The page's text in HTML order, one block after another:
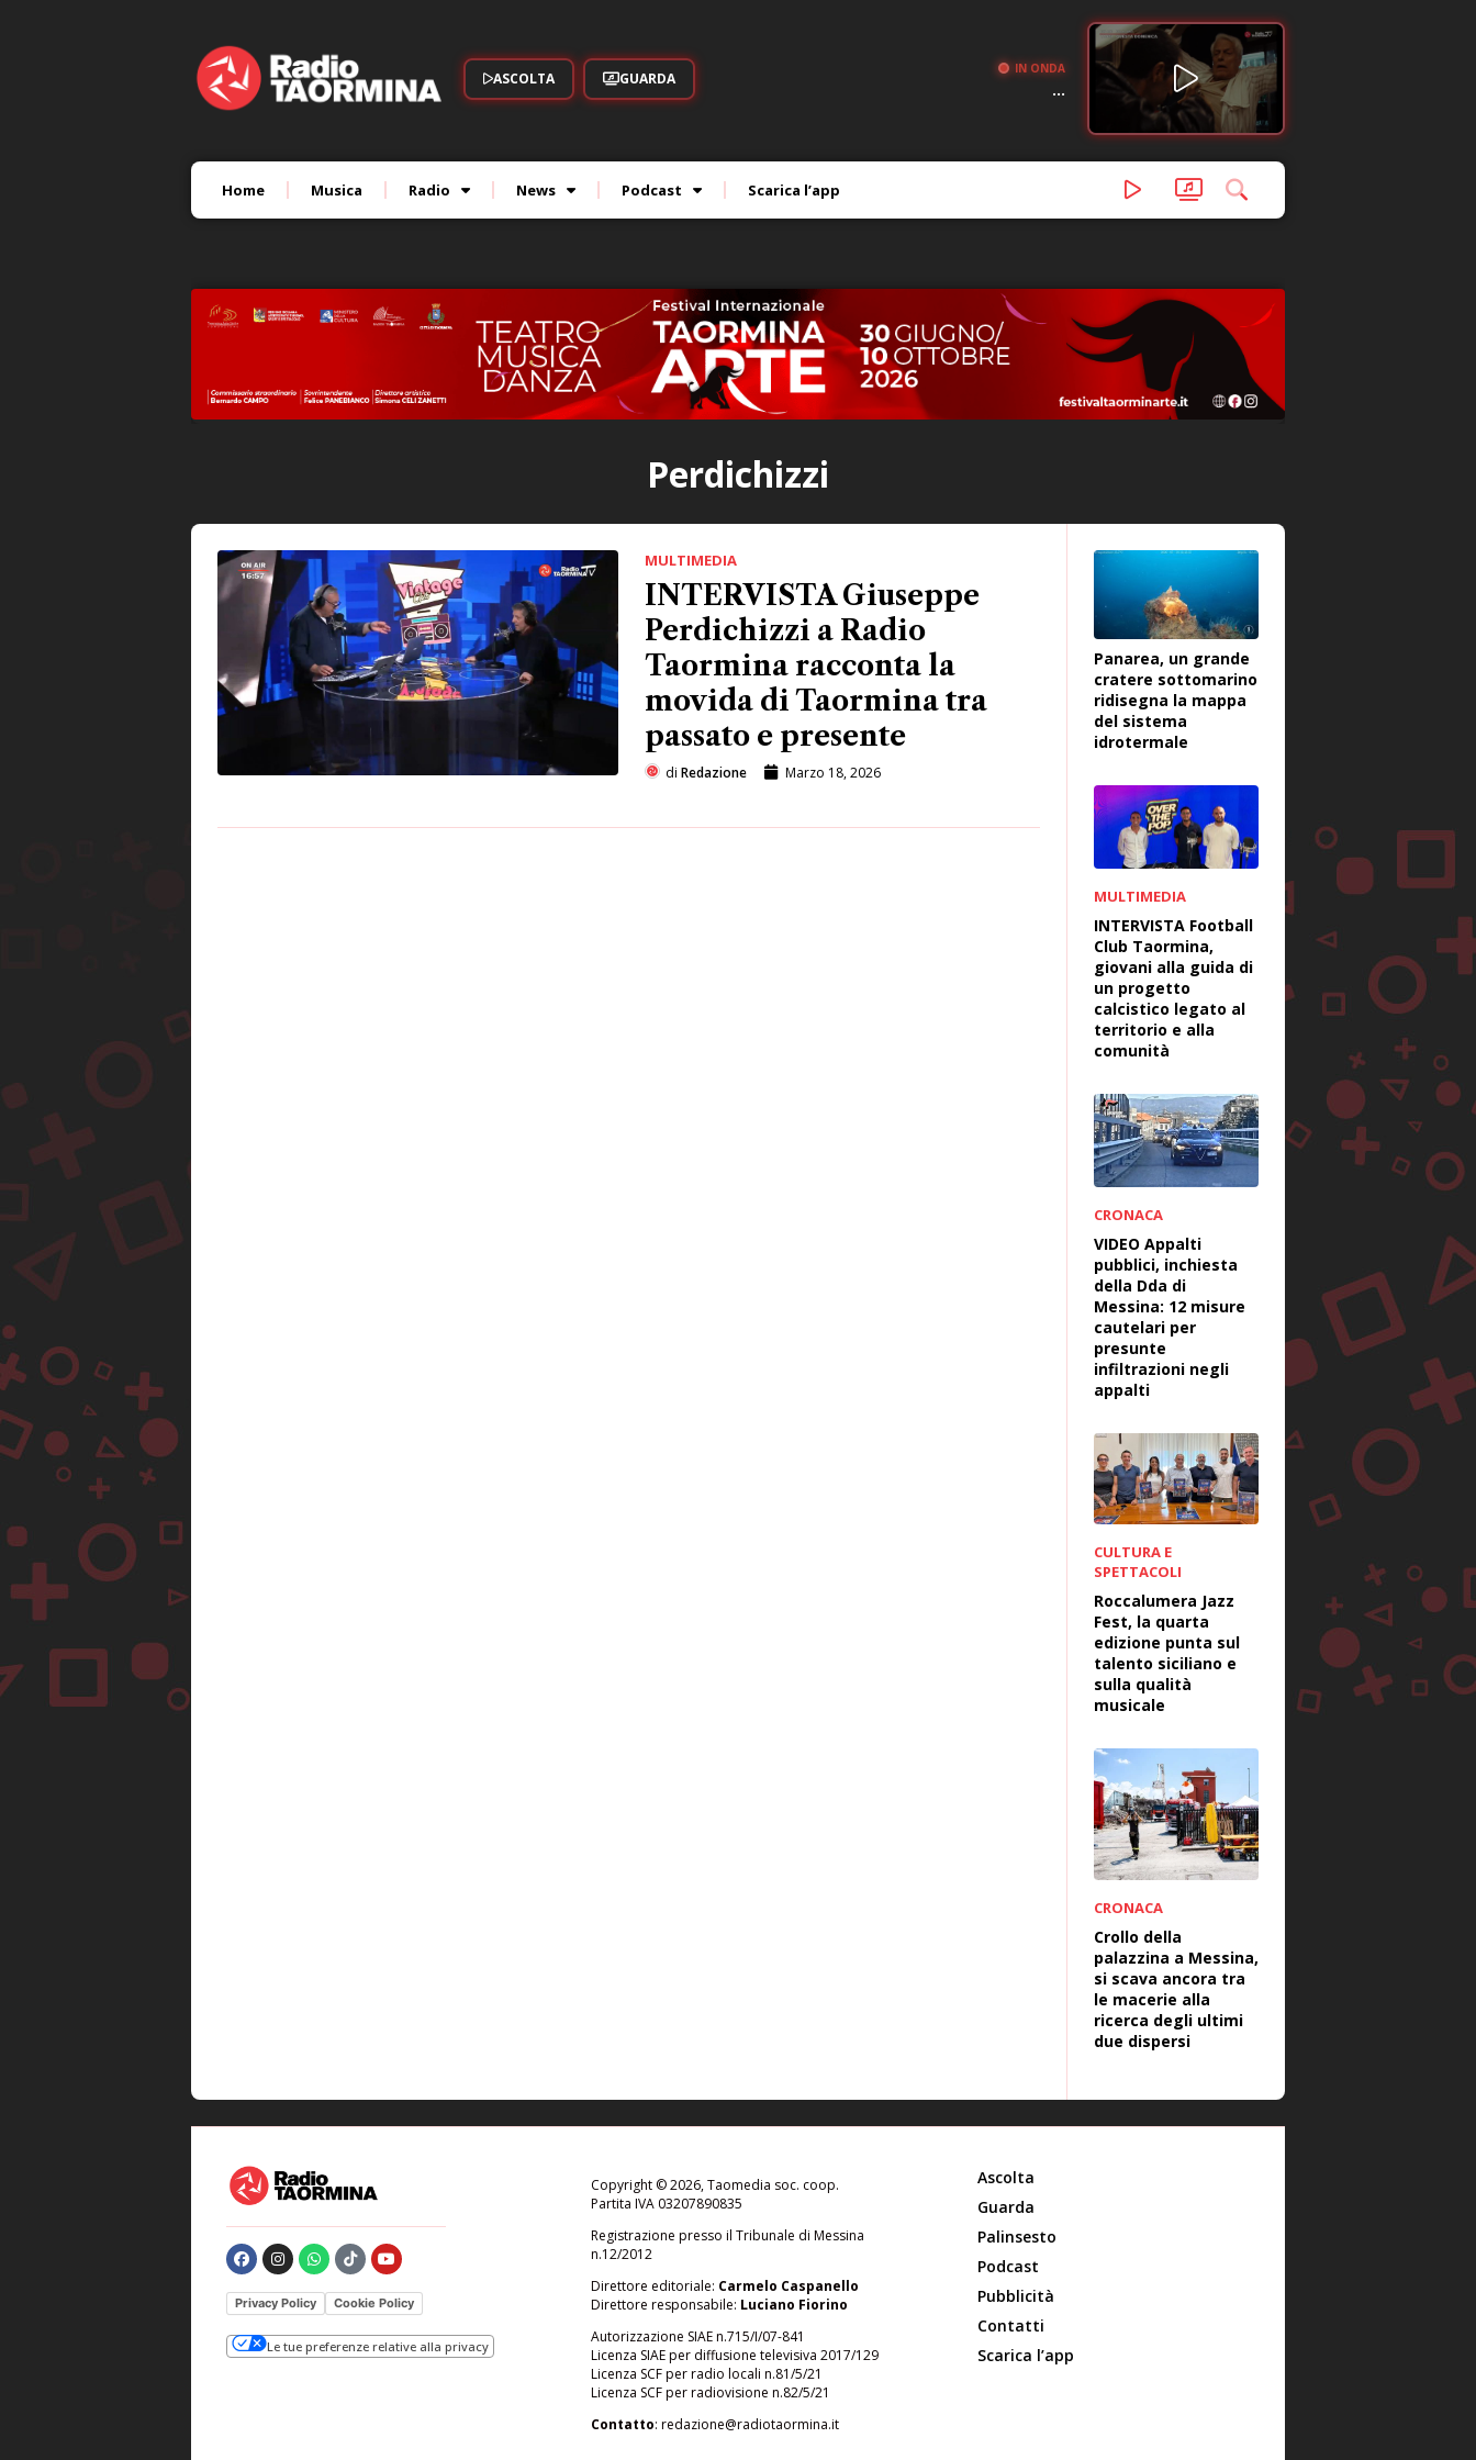
ASCOLTA GUARDA
IN ONDA
...
Home Musica Radio News Podcast Scarica l’app
Perdichizzi
MULTIMEDIA
INTERVISTA Giuseppe
Perdichizzi a Radio
Taormina racconta la
movida di Taormina tra
passato e presente
di Redazione Marzo 18, 2026
Panarea, un grande
cratere sottomarino
ridisegna la mappa
del sistema
idrotermale
MULTIMEDIA
INTERVISTA Football
Club Taormina,
giovani alla guida di
un progetto
calcistico legato al
territorio e alla
comunità
CRONACA
VIDEO Appalti
pubblici, inchiesta
della Dda di
Messina: 12 misure
cautelari per
presunte
infiltrazioni negli
appalti
CULTURA E
SPETTACOLI
Roccalumera Jazz
Fest, la quarta
edizione punta sul
talento siciliano e
sulla qualità
musicale
CRONACA
Crollo della
palazzina a Messina,
si scava ancora tra
le macerie alla
ricerca degli ultimi
due dispersi
Privacy Policy Cookie Policy
Le tue preferenze relative alla privacy
Copyright © 2026, Taomedia soc. coop.
Partita IVA 03207890835
Registrazione presso il Tribunale di Messina
n.12/2012
Direttore editoriale: Carmelo Caspanello
Direttore responsabile: Luciano Fiorino
Autorizzazione SIAE n.715/I/07-841
Licenza SIAE per diffusione televisiva 2017/129
Licenza SCF per radio locali n.81/5/21
Licenza SCF per radiovisione n.82/5/21
Contatto: redazione@radiotaormina.it
Ascolta
Guarda
Palinsesto
Podcast
Pubblicità
Contatti
Scarica l’app